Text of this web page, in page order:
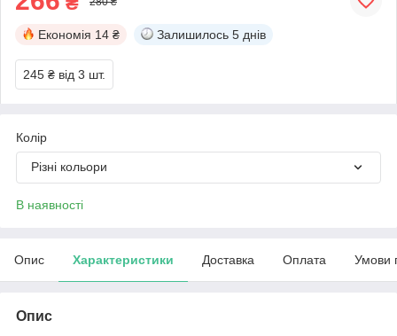
Економія 14 ₴ Залишилось 5 днів
245 ₴ від 3 шт.
Колір
Різні кольори
В наявності
Опис Характеристики Доставка Оплата Умови
Опис